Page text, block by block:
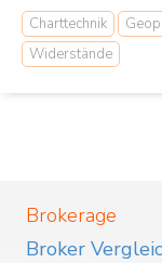
Charttechnik
Widerstände
Brokerage
Broker